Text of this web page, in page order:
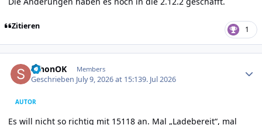
Zitieren 1
schonOK Members
Geschrieben July 9, 2026 at 15:139. Jul 2026
AUTOR
Es will nicht so richtig mit 15118 an. Mal „Ladebereit“, mal